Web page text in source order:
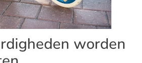
worden